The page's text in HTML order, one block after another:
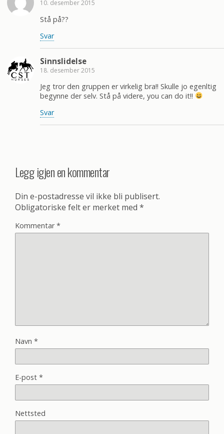
10. desember 2015
Stå på??
Svar
Sinnslidelse
18. desember 2015
Jeg tror den gruppen er virkelig bra!! Skulle jo egenltig
begynne der selv. Stå på videre, you can do it!!
Svar
Legg igjen en kommentar
Din e-postadresse vil ikke bli publisert.
Obligatoriske felt er merket med *
Kommentar*
Navn *
E-post *
Nettsted